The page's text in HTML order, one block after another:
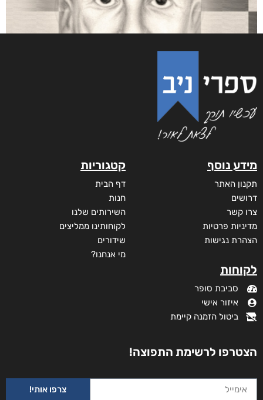
₪35
–
₪105
₪35
מידע נוסף
תקנון האתר
דרושים
צרו קשר
מדיניות פרטיות
הצהרת נגישות
לקוחות
סביבת סופר
איזור אישי
ביטול הזמנה קיימת
קטגוריות
דף הבית
חנות
השירותים שלנו
לקוחותינו ממליצים
שידורים
מי אנחנו?
הצטרפו לרשימת התפוצה!
צרפו אותי!